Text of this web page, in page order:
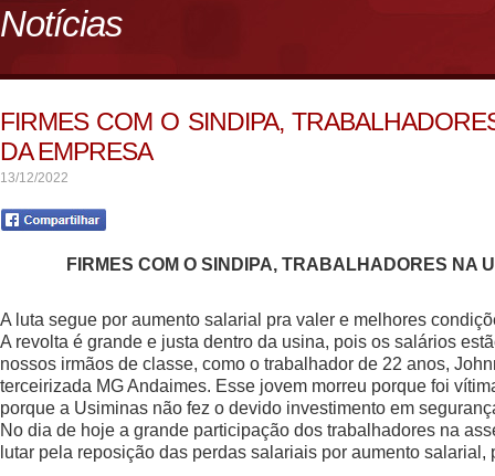
Notícias
FIRMES COM O SINDIPA,
DA EMPRESA
13/12/2022
FIRMES COM O SINDIPA, TRABALHADORES NA
A luta segue por aumento salarial pra valer e melhores
A revolta é grande e justa dentro da usina, pois os salários
nossos irmãos de classe, como o trabalhador de 22 anos,
terceirizada MG Andaimes. Esse jovem morreu porque foi
porque a Usiminas não fez o devido investimento em
No dia de hoje a grande participação dos trabalhadores na
lutar pela reposição das perdas salariais por aumento